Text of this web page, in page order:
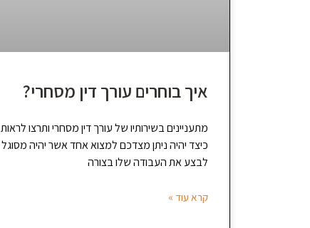
איך בוחרים עורך דין מסחרי?
מתעניינים בשירותיו של עורך דין מסחרי ותרצו לראות
כיצד יהיה ניתן מצדכם למצוא אחד אשר יהיה מסוגל
לבצע את העבודה שלו בצורה
קרא עוד »